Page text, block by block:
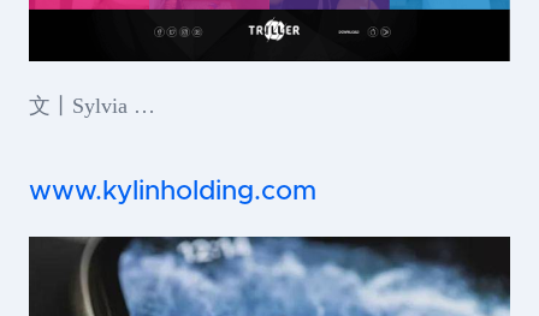
文丨Sylvia …
www.kylinholding.com